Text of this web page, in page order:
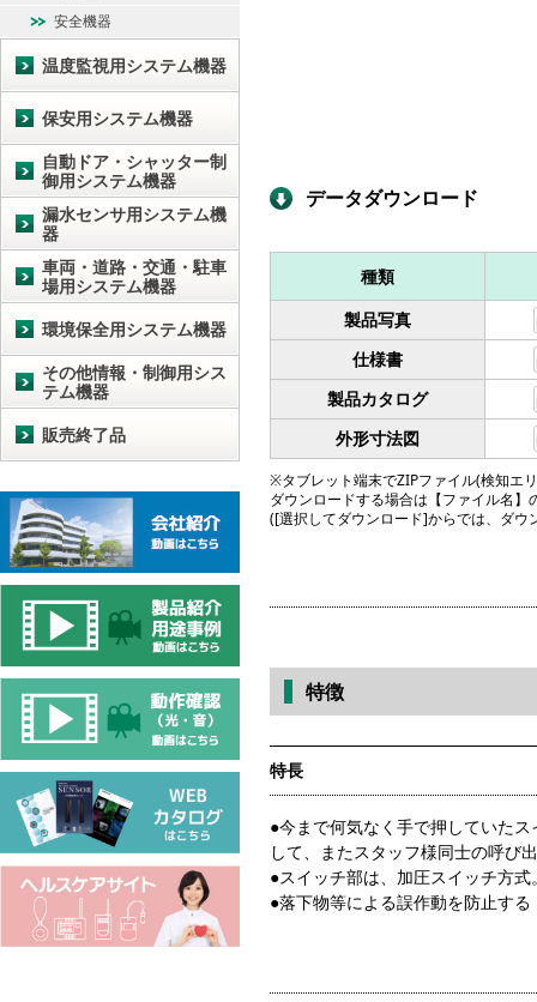
データダウンロード
種類
製品写真
仕様書
製品カタログ
外形寸法図
※タブレット端末でZIPファイル(検知エ
ダウンロードする場合は【ファイル名
([選択してダウンロード]からでは、ダ
特徴
特長
●今まで何気なく手で押していた
して、またスタッフ様同士の呼び
●スイッチ部は、加圧スイッチ方式
●落下物等による誤作動を防止す
安全機器
温度監視用システム機器
保安用システム機器
自動ドア・シャッター制
御用システム機器
漏水センサ用システム機
器
車両・道路・交通・駐車
場用システム機器
環境保全用システム機器
その他情報・制御用シス
テム機器
販売終了品